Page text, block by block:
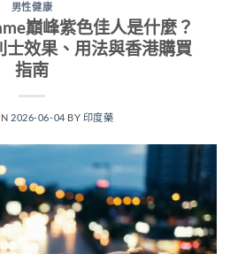
男性健康
巔峰紫色佳人是什麼？
士效果、用法與香港購買
指南
2026-06-04 BY 印度藥